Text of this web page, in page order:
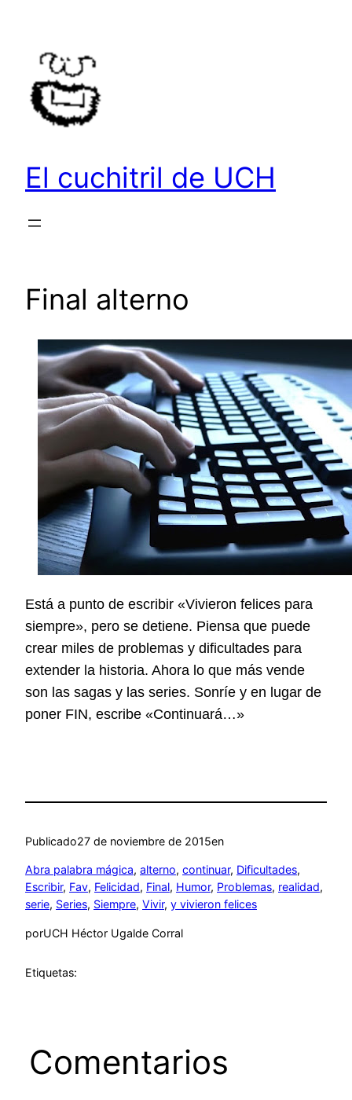
contenido
El cuchitril de UCH
Final alterno
Está a punto de escribir «Vivieron felices para
siempre», pero se detiene. Piensa que puede
crear miles de problemas y dificultades para
extender la historia. Ahora lo que más vende
son las sagas y las series. Sonríe y en lugar de
poner FIN, escribe «Continuará…»
Publicado27 de noviembre de 2015en
Abra palabra mágica, alterno, continuar, Dificultades
Escribir, Fav, Felicidad, Final, Humor, Problemas, realidad
serie, Series, Siempre, Vivir, y vivieron felices
porUCH Héctor Ugalde Corral
Etiquetas:
Comentarios